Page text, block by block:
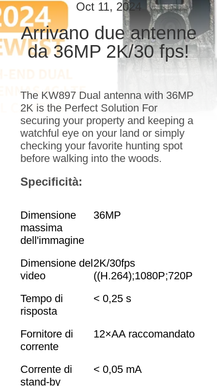
ALLA
FABBRICA
CONTROLLO
DELLA
CONTATTACI
NOTIZIE
CHIEDI
MAPPA
SITO
POLITICA
SULLA
PRIVACY
Oct 11, 2024
Arrivano due antenne
da 36MP 2K/30 fps!
The KW897 Dual antenna with 36MP
2K is the Perfect Solution For
securing your property and keeping a
watchful eye on your land or simply
checking your favorite hunting spot
before walking into the woods.
Specificità:
Dimensione
massima
dell'immagine
36MP
Dimensione del
video
2K/30fps
((H.264);1080P;720P
Tempo di
risposta
< 0,25 s
Fornitore di
corrente
12×AA raccomandato
Corrente di
stand-by
< 0,05 mA